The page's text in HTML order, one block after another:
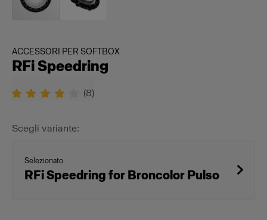
ACCESSORI PER SOFTBOX
RFi Speedring
(8)
Scegli variante:
Selezionato
RFi Speedring for Broncolor Pulso